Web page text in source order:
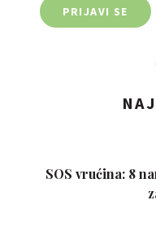
PRIJAVI SE
SOS vrućina: 8